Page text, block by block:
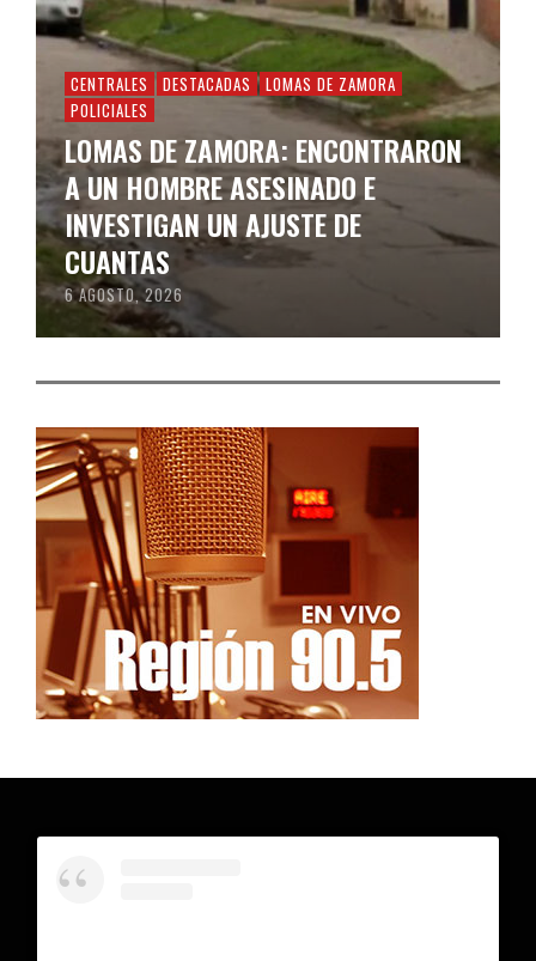
CENTRALES DESTACADAS
LOMAS DE ZAMORA
POLICIALES
LOMAS DE ZAMORA: ENCONTRARON
A UN HOMBRE ASESINADO E
INVESTIGAN UN AJUSTE DE
CUANTAS
6 AGOSTO, 2026